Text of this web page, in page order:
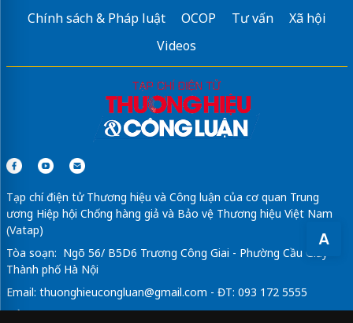
A
Chính sách & Pháp luật
OCOP Tư vấn
Xã hội
Videos
Tạp chí điện tử Thương hiệu và Công luận của cơ quan Trung
ương Hiệp hội Chống hàng giả và Bảo vệ Thương hiệu Việt Nam
(Vatap)
Tòa soạn: Ngõ 56/ B5D6 Trương Công Giai - Phường Cầu Giấy -
Thành phố Hà Nội
Email: thuonghieucongluan@gmail.com - ĐT: 093 172 5555
Tổng Biên Tập: Vũ Đức Thuận